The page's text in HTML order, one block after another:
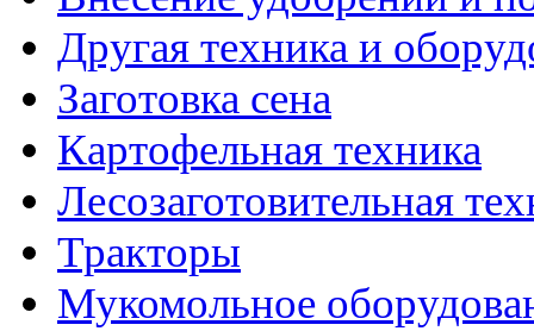
Другая техника и
Заготовка сена
Картофельная техника
Лесозаготовительная
Тракторы
Мукомольное